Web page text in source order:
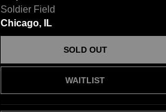
Soldier Field
Chicago, IL
WAITLIST
SOLD OUT